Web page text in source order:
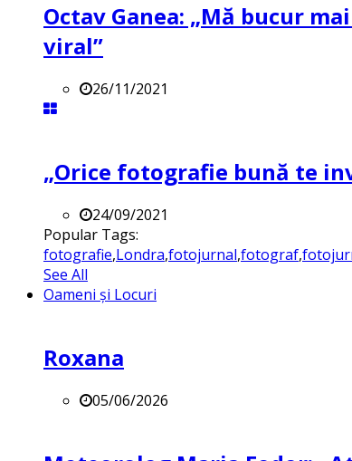
Octav Ganea: „Mă bucur
viral”
26/11/2021
„Orice fotografie bună te
24/09/2021
Popular Tags:
fotografie,Londra,fotojurnal,fotograf,
See All
Oameni și Locuri
Roxana
05/06/2026